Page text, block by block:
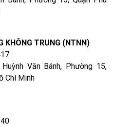
KHÔNG TRUNG (NTNN)
Văn Bánh, Phường 15,
Chí Minh